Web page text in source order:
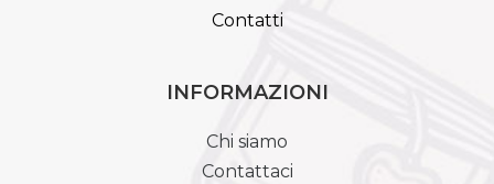
Contatti
INFORMAZIONI
Chi siamo
Contattaci